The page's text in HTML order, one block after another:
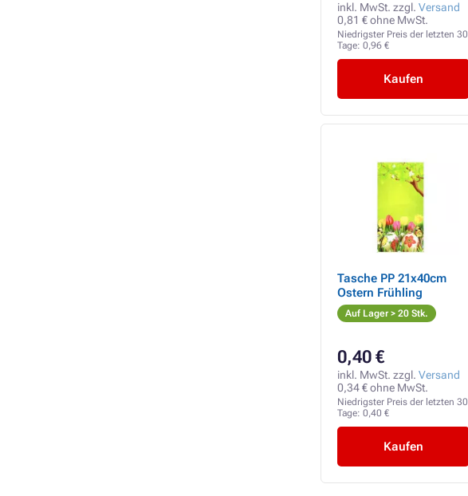
inkl. MwSt. zzgl. Versand
0,81 € ohne MwSt.
Niedrigster Preis der letzten 30
Tage: 0,96 €
Kaufen
Tasche PP 21x40cm
Ostern Frühling
Auf Lager > 20 Stk.
0,40 €
inkl. MwSt. zzgl. Versand
0,34 € ohne MwSt.
Niedrigster Preis der letzten 30
Tage: 0,40 €
Kaufen